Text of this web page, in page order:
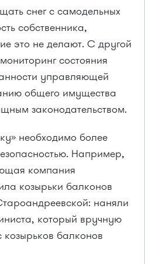
снег с самодельных
собственника,
это не делают. С другой
состояния
управляющей
общего имущества
законодательством.
необходимо более
Например,
компания
козырьки балконов
наняли
который вручную
балконов